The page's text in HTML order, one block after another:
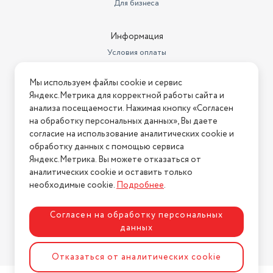
открытой двери – звуковая
Дисплей
есть
Зона свежести
Да
Антибактериальное покрытие
есть
Уровень шума (дБ)
36
Бренд
LG
Тип управления
Электронное
Хладагент
R600a
Объем морозильной камеры
Для бизнеса
Информация
Условия оплаты
Условия возврата
Нашли ошибку на сайте? Напишите нам
2026 © Интернет-магазин "АстМаркет". У нас есть всё!
Политика конфиденциальности
Разработка сайтаASTDESIGN
Мы используем файлы cookie и сервис
Яндекс.Метрика для корректной работы сайта и
анализа посещаемости. Нажимая кнопку «Согласен
на обработку персональных данных», Вы даете
согласие на использование аналитических cookie и
обработку данных с помощью сервиса
Яндекс.Метрика. Вы можете отказаться от
аналитических cookie и оставить только
необходимые cookie.Подробнее.
Согласен на обработку персональных
данных
Отказаться от аналитических cookie